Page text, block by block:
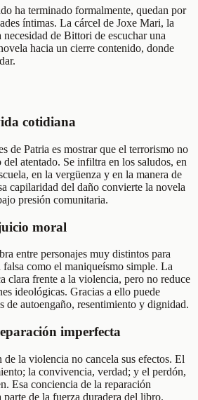
ha terminado formalmente, quedan por
íntimas. La cárcel de Joxe Mari, la
de Bittori de escuchar una
hacia un cierre contenido, donde
cotidiana
de Patria es mostrar que el terrorismo no
atentado. Se infiltra en los saludos, en
en la vergüenza y en la manera de
capilaridad del daño convierte la novela
presión comunitaria.
moral
entre personajes muy distintos para
como el maniqueísmo simple. La
clara frente a la violencia, pero no reduce
ideológicas. Gracias a ello puede
de autoengaño, resentimiento y dignidad.
imperfecta
la violencia no cancela sus efectos. El
la convivencia, verdad; y el perdón,
Esa conciencia de la reparación
de la fuerza duradera del libro.